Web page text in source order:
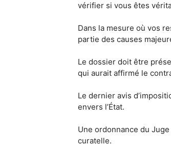
vérifier si vous êtes
Dans la mesure où vos
partie des causes
Le dossier doit être
qui aurait affirmé le
Le dernier avis
envers l’État.
Une ordonnance du
curatelle.